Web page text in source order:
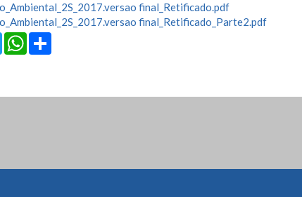
final_Retificado.pdf
final_Retificado_Parte2.pdf
Twitter
WhatsApp